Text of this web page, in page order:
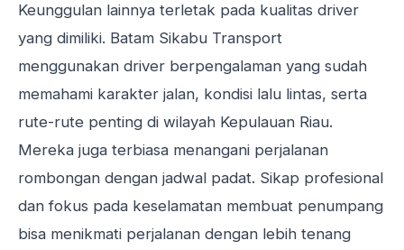
Keunggulan lainnya terletak pada kualitas driver
yang dimiliki. Batam Sikabu Transport
menggunakan driver berpengalaman yang sudah
memahami karakter jalan, kondisi lalu lintas, serta
rute-rute penting di wilayah Kepulauan Riau.
Mereka juga terbiasa menangani perjalanan
rombongan dengan jadwal padat. Sikap profesional
dan fokus pada keselamatan membuat penumpang
bisa menikmati perjalanan dengan lebih tenang